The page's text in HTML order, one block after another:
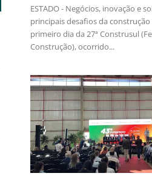
ESTADO - Negócios, inovação e
principais desafios da
primeiro dia da 27ª Construsul
Construção), ocorrido...